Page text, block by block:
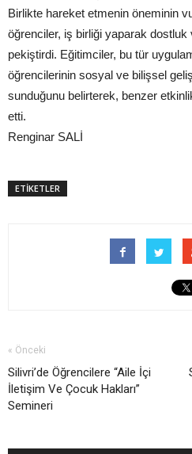
Birlikte hareket etmenin öneminin
öğrenciler, iş birliği yaparak dostluk
pekiştirdi. Eğitimciler, bu tür
öğrencilerinin sosyal ve bilişsel
sunduğunu belirterek, benzer
etti.
Renginar SALİ
ETİKETLER
« Önceki
Silivri’de Öğrencilere “Aile İçi
İletişim Ve Çocuk Hakları”
Semineri